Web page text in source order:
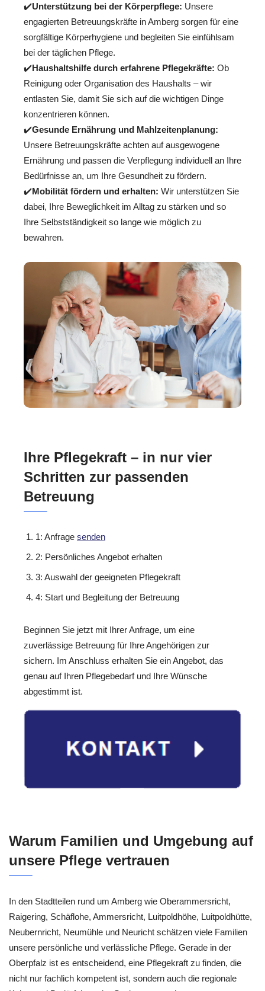
✔️Unterstützung bei der Körperpflege: Unsere
engagierten Betreuungskräfte in Amberg sorgen für eine
sorgfältige Körperhygiene und begleiten Sie einfühlsam
bei der täglichen Pflege.
✔️Haushaltshilfe durch erfahrene Pflegekräfte: Ob
Reinigung oder Organisation des Haushalts – wir
entlasten Sie, damit Sie sich auf die wichtigen Dinge
konzentrieren können.
✔️Gesunde Ernährung und Mahlzeitenplanung:
Unsere Betreuungskräfte achten auf ausgewogene
Ernährung und passen die Verpflegung individuell an Ihre
Bedürfnisse an, um Ihre Gesundheit zu fördern.
✔️Mobilität fördern und erhalten: Wir unterstützen Sie
dabei, Ihre Beweglichkeit im Alltag zu stärken und so
Ihre Selbstständigkeit so lange wie möglich zu
bewahren.
Ihre Pflegekraft – in nur vier
Schritten zur passenden
Betreuung
1: Anfrage senden
2: Persönliches Angebot erhalten
3: Auswahl der geeigneten Pflegekraft
4: Start und Begleitung der Betreuung
Beginnen Sie jetzt mit Ihrer Anfrage, um eine
zuverlässige Betreuung für Ihre Angehörigen zur
sichern. Im Anschluss erhalten Sie ein Angebot, das
genau auf Ihren Pflegebedarf und Ihre Wünsche
abgestimmt ist.
Warum Familien und Umgebung auf
unsere Pflege vertrauen
In den Stadtteilen rund um Amberg wie Oberammersricht,
Raigering, Schäflohe, Ammersricht, Luitpoldhöhe, Luitpoldhütte,
Neubernricht, Neumühle und Neuricht schätzen viele Familien
unsere persönliche und verlässliche Pflege. Gerade in der
Oberpfalz ist es entscheidend, eine Pflegekraft zu finden, die
nicht nur fachlich kompetent ist, sondern auch die regionale